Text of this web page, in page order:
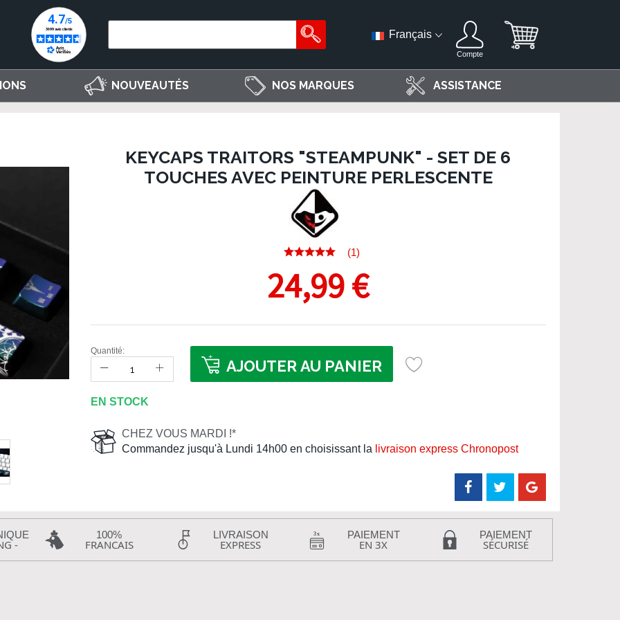
Français
Compte
NOUVEAUTÉS NOS MARQUES ASSISTANCE
KEYCAPS TRAITORS "STEAMPUNK" - SET DE 6
TOUCHES AVEC PEINTURE PERLESCENTE
(1)
24,99 €
Quantité:
AJOUTER AU PANIER
EN STOCK
CHEZ VOUS MARDI !*
Commandez jusqu'à Lundi 14h00 en choisissant la livraison express Chronopost
-
100%
FRANCAIS
LIVRAISON
EXPRESS
PAIEMENT
EN 3X
PAIEMENT
SÉCURISÉ